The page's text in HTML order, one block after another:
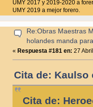
UMY 2017 y 2019-2020 a
UMY 2019 a mejor forero.
Re:Obras Maestras
holandes manda
« Respuesta #181 en: 27
Cita de: Kaulso
Cita de: